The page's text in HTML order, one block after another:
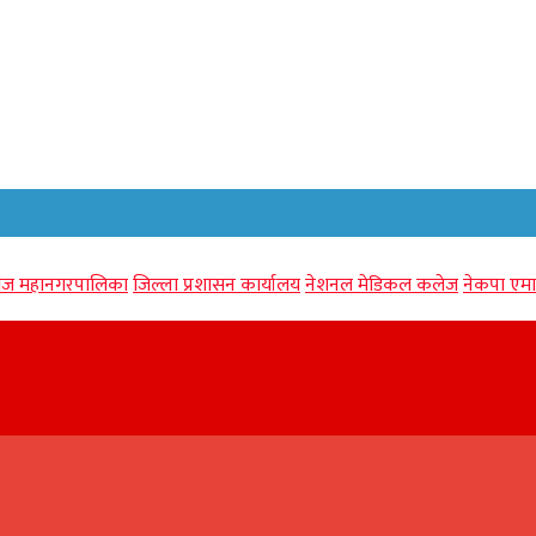
महानगरपालिकाजिल्ला प्रशासन कार्यालयनेशनल मेडिकल कलेजनेकपा